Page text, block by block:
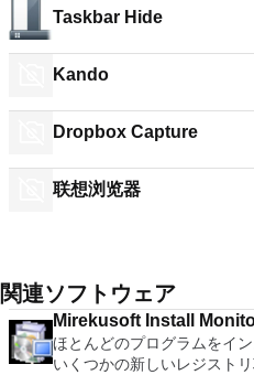
Taskbar Hide
Kando
Dropbox Capture
联想浏览器
関連ソフトウェア
Mirekusoft Install
ほとんどのプログラムをイ
いくつかの新しいレジスト